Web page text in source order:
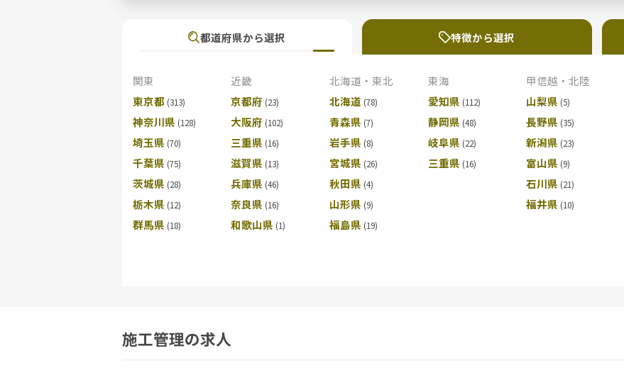
都道府県から選択
関東
東京都
神奈川県
埼玉県
千葉県
茨城県
栃木県
群馬県
近畿
京都府
大阪府
三重県
滋賀県
兵庫県
奈良県
和歌山県
北海道・東北
北海道
青森県
岩手県
宮城県
秋田県
山形県
福島県
東海
愛知県
静岡県
岐阜県
三重県
甲信越・北陸
山梨県
長野県
新潟県
富山県
石川県
福井県
特徴から選択
施工管理の求人